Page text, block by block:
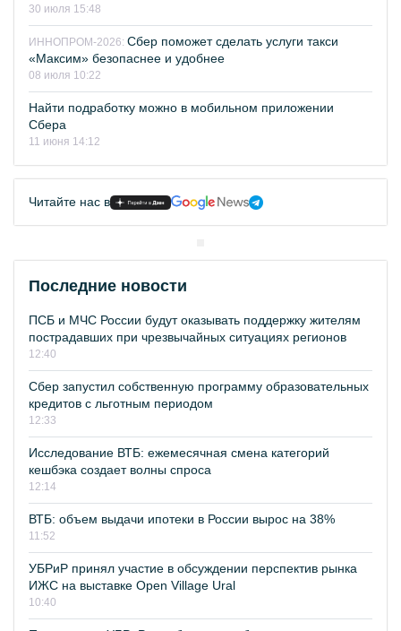
30 июля 15:48
ИННОПРОМ-2026: Сбер поможет сделать услуги такси
«Максим» безопаснее и удобнее
08 июля 10:22
Найти подработку можно в мобильном приложении
Сбера
11 июня 14:12
Читайте нас в
Последние новости
ПСБ и МЧС России будут оказывать поддержку жителям
пострадавших при чрезвычайных ситуациях регионов
12:40
Сбер запустил собственную программу образовательных
кредитов с льготным периодом
12:33
Исследование ВТБ: ежемесячная смена категорий
кешбэка создает волны спроса
12:14
ВТБ: объем выдачи ипотеки в России вырос на 38%
11:52
УБРиР принял участие в обсуждении перспектив рынка
ИЖС на выставке Open Village Ural
10:40